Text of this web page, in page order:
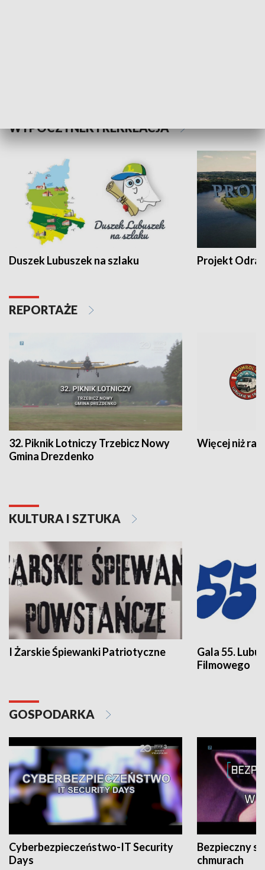
WYPOCZYNEK I REKREACJA
Duszek Lubuszek na szlaku Projekt Odra
REPORTAŻE
32. Piknik Lotniczy Trzebicz Nowy
Gmina Drezdenko
Więcej niż rajd
KULTURA I SZTUKA
I Żarskie Śpiewanki Patriotyczne
Gala 55.
Filmowego
GOSPODARKA
Cyberbezpieczeństwo-IT Security
Days
Bezpieczny
chmurach